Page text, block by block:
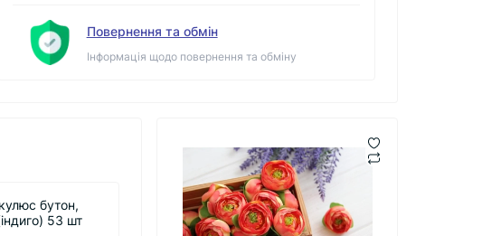
Повернення та обмін
Інформація щодо повернення та обміну
Бутон Півонія "
Маленький" No 4,
Ранункулюс бутон,
бірюза 100 шт.